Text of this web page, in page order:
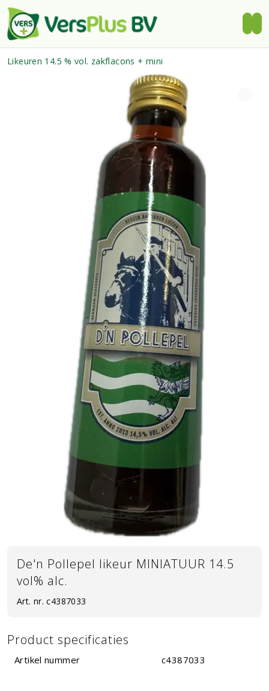
Likeuren 14.5 % vol. zakflacons + mini
De'n Pollepel likeur MINIATUUR 14.5
vol% alc.
Art. nr. c4387033
Product specificaties
Artikel nummer c4387033